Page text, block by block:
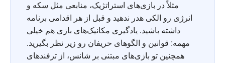
مثلاً در بازی‌های استراتژیک، منابعی مثل سکه و
انرژی رو الکی هدر ندهید و قبل از هر اقدامی برنامه
داشته باشید. یادگیری مکانیک‌های بازی هم خیلی
مهمه: قوانین و الگوهای حریفان رو زیر نظر بگیرید.
همچنین تو بازی‌های مبتنی بر شانس، از ترفندهای